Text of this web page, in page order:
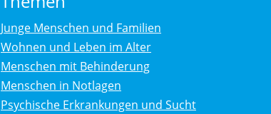
Junge Menschen und Familien
Wohnen und Leben im Alter
Menschen mit Behinderung
Menschen in Notlagen
Psychische Erkrankungen und Sucht